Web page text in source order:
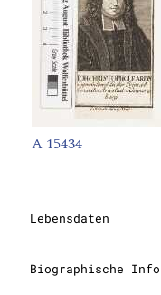
A 15434
Lebensdaten
Biographische